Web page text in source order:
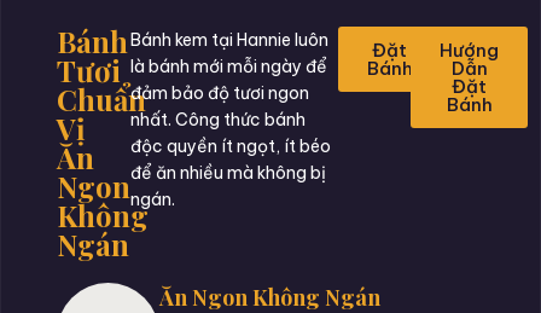
Bánh
Tươi
Chuẩn
Vị
Ăn
Ngon
Không
Ngán
Bánh kem tại Hannie luôn
là bánh mới mỗi ngày để
đảm bảo độ tươi ngon
nhất. Công thức bánh
độc quyền ít ngọt, ít béo
để ăn nhiều mà không bị
ngán.
Đặt
Bánh
Hướng
Dẫn
Đặt
Bánh
Ăn Ngon Không Ngán